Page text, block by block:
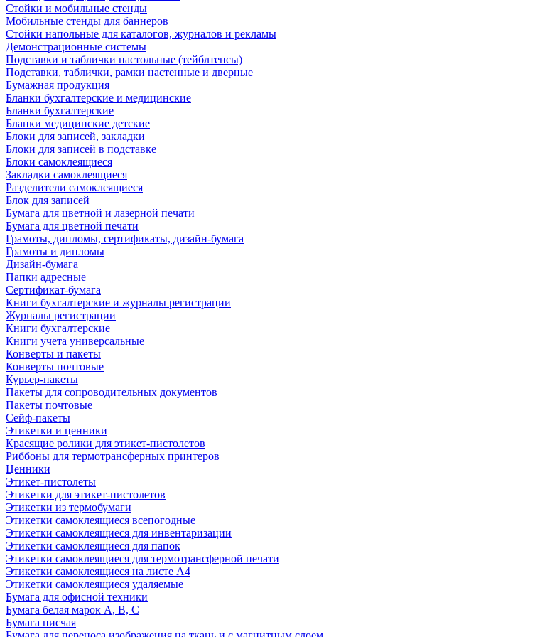
Стойки и мобильные стенды
Мобильные стенды для баннеров
Стойки напольные для каталогов, журналов и рекламы
Демонстрационные системы
Подставки и таблички настольные (тейблтенсы)
Подставки, таблички, рамки настенные и дверные
Бумажная продукция
Бланки бухгалтерские и медицинские
Бланки бухгалтерские
Бланки медицинские детские
Блоки для записей, закладки
Блоки для записей в подставке
Блоки самоклеящиеся
Закладки самоклеящиеся
Разделители самоклеящиеся
Блок для записей
Бумага для цветной и лазерной печати
Бумага для цветной печати
Грамоты, дипломы, сертификаты, дизайн-бумага
Грамоты и дипломы
Дизайн-бумага
Папки адресные
Сертификат-бумага
Книги бухгалтерские и журналы регистрации
Журналы регистрации
Книги бухгалтерские
Книги учета универсальные
Конверты и пакеты
Конверты почтовые
Курьер-пакеты
Пакеты для сопроводительных документов
Пакеты почтовые
Сейф-пакеты
Этикетки и ценники
Красящие ролики для этикет-пистолетов
Риббоны для термотрансферных принтеров
Ценники
Этикет-пистолеты
Этикетки для этикет-пистолетов
Этикетки из термобумаги
Этикетки самоклеящиеся всепогодные
Этикетки самоклеящиеся для инвентаризации
Этикетки самоклеящиеся для папок
Этикетки самоклеящиеся для термотрансферной печати
Этикетки самоклеящиеся на листе А4
Этикетки самоклеящиеся удаляемые
Бумага для офисной техники
Бумага белая марок А, В, С
Бумага писчая